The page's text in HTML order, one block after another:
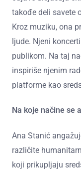
takođe deli savete
Kroz muziku, ona
ljude. Njeni
publikom. Na taj
inspiriše njenim
platforme kao
Na koje načine se
Ana Stanić
različite
koji prikupljaju